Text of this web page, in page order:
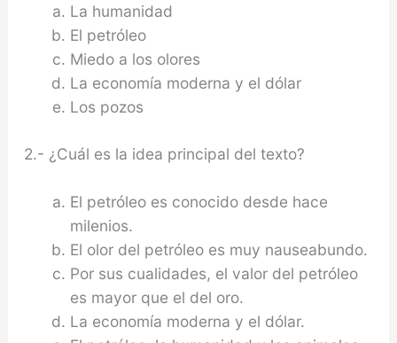
La humanidad
El petróleo
Miedo a los olores
La economía moderna y el dólar
Los pozos
2.- ¿Cuál es la idea principal del texto?
El petróleo es conocido desde hace
milenios.
El olor del petróleo es muy nauseabundo.
Por sus cualidades, el valor del petróleo
es mayor que el del oro.
La economía moderna y el dólar.